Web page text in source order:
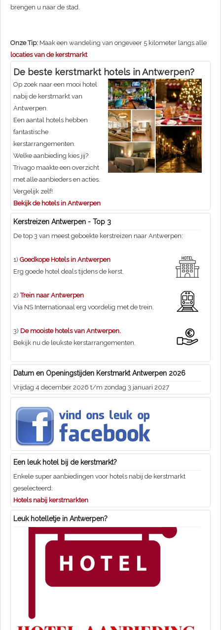
brengen u naar de stad.
Onze Tip: Maak een wandeling van ongeveer 5 kilometer langs alle
locaties van de kerstmarkt
De beste kerstmarkt hotels in Antwerpen?
Op zoek naar een mooi hotel
nabij de kerstmarkt van
Antwerpen.
Een aantal hotels hebben
fantastische
kerstarrangementen.
Welke aanbieding kies jij?
Trivago maakte een overzicht
met alle aanbieders en acties.
Vergelijk zelf!
Bekijk de hotels in Antwerpen
Kerstreizen Antwerpen - Top 3
De top 3 van meest geboekte kerstreizen naar Antwerpen:
1) Goedkope Hotels in Antwerpen
Erg goede hotel deals tijdens de kerst.
2)Trein naar Antwerpen
Via NS Internationaal erg voordelig met de trein.
3) De mooiste hotels van Antwerpen.
Bekijk nu de leukste kerstarrangementen.
Datum en Openingstijden Kerstmarkt Antwerpen 2026
Vrijdag 4 december 2026 t/m zondag 3 januari 2027
Een leuk hotel bij de kerstmarkt?
Enkele super aanbiedingen voor hotels nabij de kerstmarkt
geselecteerd:
Hotels nabij kerstmarkten
Leuk hotelletje in Antwerpen?